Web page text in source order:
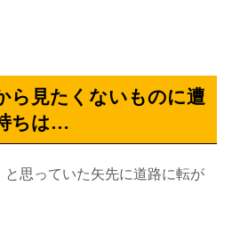
ら見たくないものに遭
ちは…
と思っていた矢先に道路に転が